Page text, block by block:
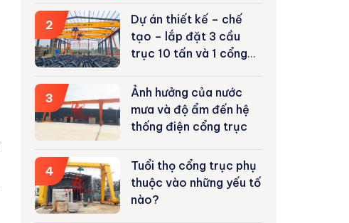
2
Dự án thiết kế – chế
tạo – lắp đặt 3 cầu
trục 10 tấn và 1 cổng
Quang
3
Ảnh hưởng của nước
mưa và độ ẩm đến hệ
thống điện cổng trục
4
Tuổi thọ cổng trục phụ
thuộc vào những yếu tố
nào?